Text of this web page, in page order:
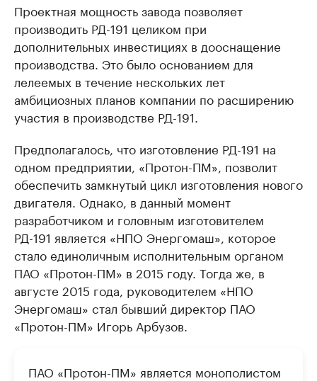
Проектная мощность завода позволяет
производить РД-191 целиком при
дополнительных инвестициях в дооснащение
производства. Это было основанием для
лелеемых в течение нескольких лет
амбициозных планов компании по расширению
участия в производстве РД-191.
Предполагалось, что изготовление РД-191 на
одном предприятии, «Протон-ПМ», позволит
обеспечить замкнутый цикл изготовления нового
двигателя. Однако, в данный момент
разработчиком и головным изготовителем
РД-191 является «НПО Энергомаш», которое
стало единоличным исполнительным органом
ПАО «Протон-ПМ» в 2015 году. Тогда же, в
августе 2015 года, руководителем «НПО
Энергомаш» стал бывший директор ПАО
«Протон-ПМ» Игорь Арбузов.
ПАО «Протон-ПМ» является монополистом